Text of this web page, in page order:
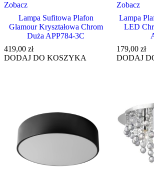
Zobacz
Lampa Sufitowa Plafon
Glamour Kryształowa Chrom
Duża APP784-3C
419,00 zł
DODAJ DO KOSZYKA
Zobacz
Lampa
LED
179,00 zł
DODAJ